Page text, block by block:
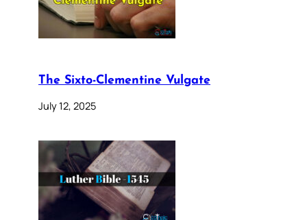
The Sixto-Clementine Vulgate
July 12, 2025